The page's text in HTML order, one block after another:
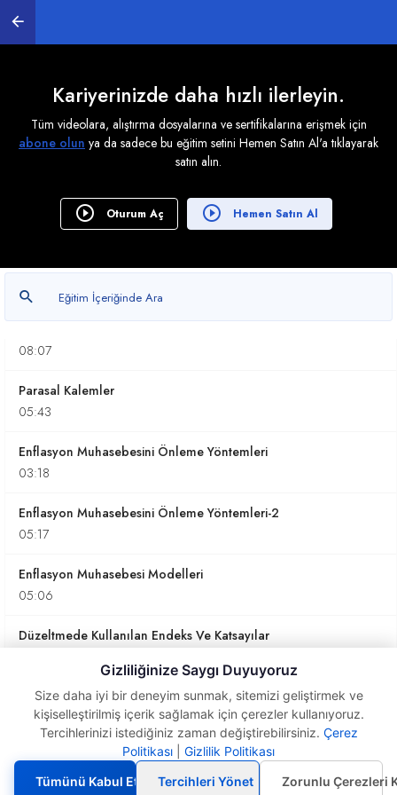
Kariyerinizde daha hızlı ilerleyin.
Tüm videolara, alıştırma dosyalarına ve sertifikalarına erişmek için
abone olun ya da sadece bu eğitim setini Hemen Satın Al'a tıklayarak
satın alın.
Oturum Aç Hemen Satın Al
Enflasyonun Nedenleri Nelerdir?
08:03
Enflasyonun İşletmeler Üzerindeki Etkileri
Düzeltmeye Esas Tutar
Enflasyon Düzeltmesi ve Şartları
Enflasyon Düzeltmesi Yapmamanın Sonuçları
04:03
08:07
Parasal Kalemler
05:43
Enflasyon Muhasebesini Önleme Yöntemleri
03:18
Enflasyon Muhasebesini Önleme Yöntemleri-2
05:17
Enflasyon Muhasebesi Modelleri
05:06
Düzeltmede Kullanılan Endeks Ve Katsayılar
Enflasyon Muhasebesinde Kullanılacak Muhasebe
Hesapları
01:57
Bilanço Kalemlerinin Düzeltilmesine İlişkin Esaslar
Düzeltmesi ve
Şartları
Gizliliğinize Saygı Duyuyoruz
Size daha iyi bir deneyim sunmak, sitemizi geliştirmek ve
kişiselleştirilmiş içerik sağlamak için çerezler kullanıyoruz.
Tercihlerinizi istediğiniz zaman değiştirebilirsiniz. Çerez
Politikası
Gizlilik Politikası
Tümünü Kabul Et
Tercihleri Yönet Zorunlu Çerezleri